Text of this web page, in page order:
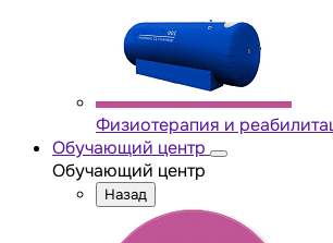
Физиотерапия и
Обучающий центр
Обучающий центр
Назад